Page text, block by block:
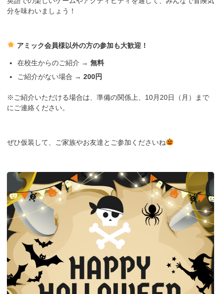
分を味わいましょう！
アミック会員様以外の方の参加も大歓迎！
在校生からのご紹介 → 無料
ご紹介がない場合 → 200円
※ご紹介いただける場合は、準備の関係上、10月20日（月）まで
にご連絡ください。
ぜひ仮装して、ご家族やお友達とご参加くださいね